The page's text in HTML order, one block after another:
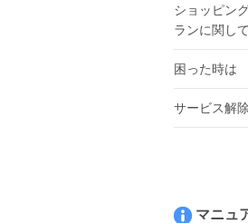
ショッピン
ランに関して
困った時は
サービス解
マニュ